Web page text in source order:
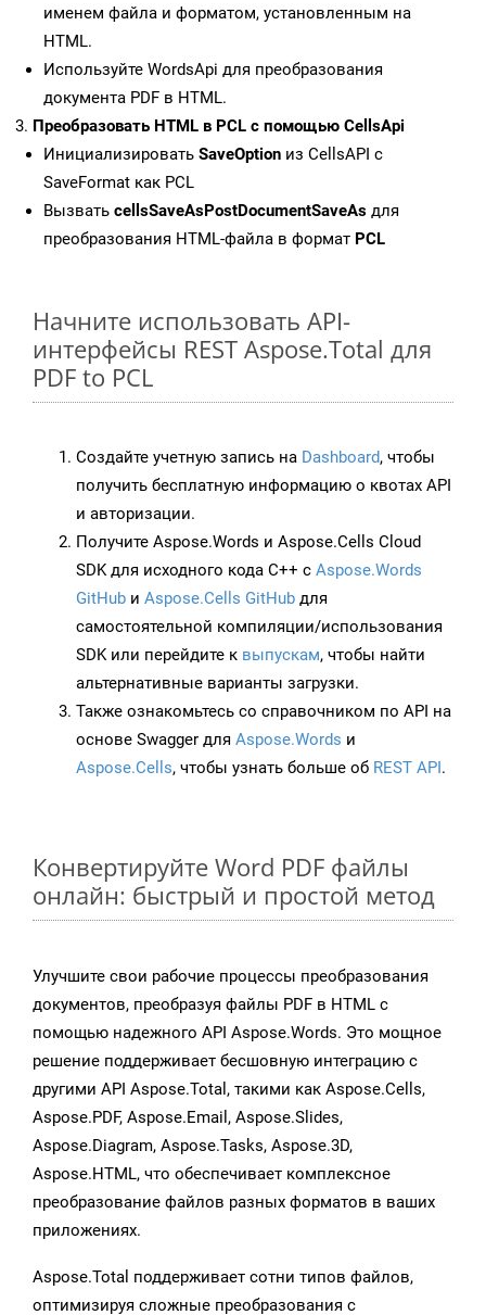
именем файла и форматом, установленным на
HTML.
Используйте WordsApi для преобразования
документа PDF в HTML.
Преобразовать HTML в PCL с помощью CellsApi
Инициализировать SaveOption из CellsAPI с
SaveFormat как PCL
Вызвать cellsSaveAsPostDocumentSaveAs для
преобразования HTML-файла в формат PCL
Начните использовать API-
интерфейсы REST Aspose.Total для
PDF to PCL
Создайте учетную запись на Dashboard, чтобы
получить бесплатную информацию о квотах API
и авторизации.
Получите Aspose.Words и Aspose.Cells Cloud
SDK для исходного кода C++ с Aspose.Words
GitHub и Aspose.Cells GitHub для
самостоятельной компиляции/использования
SDK или перейдите к выпускам, чтобы найти
альтернативные варианты загрузки.
Также ознакомьтесь со справочником по API на
основе Swagger для Aspose.Words и
Aspose.Cells, чтобы узнать больше об REST API.
Конвертируйте Word PDF файлы
онлайн: быстрый и простой метод
Улучшите свои рабочие процессы преобразования
документов, преобразуя файлы PDF в HTML с
помощью надежного API Aspose.Words. Это мощное
решение поддерживает бесшовную интеграцию с
другими API Aspose.Total, такими как Aspose.Cells,
Aspose.PDF, Aspose.Email, Aspose.Slides,
Aspose.Diagram, Aspose.Tasks, Aspose.3D,
Aspose.HTML, что обеспечивает комплексное
преобразование файлов разных форматов в ваших
приложениях.
Aspose.Total поддерживает сотни типов файлов,
оптимизируя сложные преобразования с